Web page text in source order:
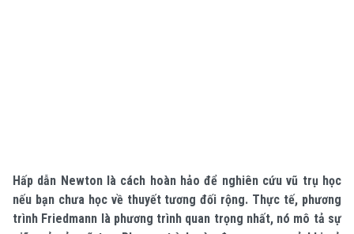
Hấp dẫn Newton là cách hoàn hảo để nghiên cứu vũ trụ học
nếu bạn chưa học về thuyết tương đối rộng. Thực tế, phương
trình Friedmann là phương trình quan trọng nhất, nó mô tả sự